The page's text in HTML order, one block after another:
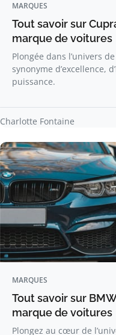
MARQUES
Tout savoir sur
marque de voitures
Plongée dans l’univers
synonyme d’excellence,
puissance.
Charlotte Fontaine
MARQUES
Tout savoir sur
marque de voitures
Plongez au cœur de